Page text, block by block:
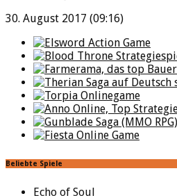
30. August 2017 (09:16)
Beliebte Spiele
Echo of Soul